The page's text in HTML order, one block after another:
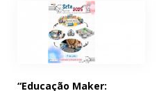
“Educação Maker: